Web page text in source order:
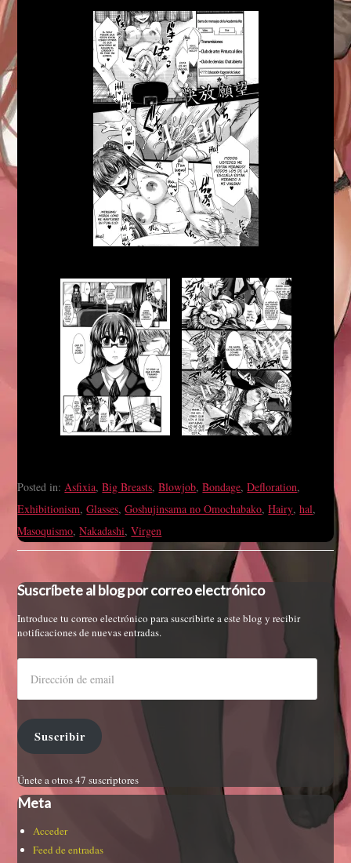
Posted in:Asfixia,Big Breasts,Blowjob,Bondage,Defloration,
Exhibitionism,Glasses,Goshujinsama no Omochabako,Hairy,hal,
Masoquismo,Nakadashi,Virgen
Suscríbete al blog por correo electrónico
Introduce tu correo electrónico para suscribirte a este blog y recibir
notificaciones de nuevas entradas.
Suscribir
Únete a otros 47 suscriptores
Meta
Acceder
Feed de entradas